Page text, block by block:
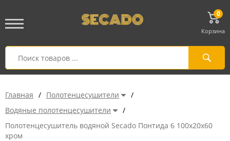
0
Корзина
Главная / Полотенцесушители
/
Водяные полотенцесушители
/
Полотенцесушитель водяной Secado Понтида 6 100x20x60
хром